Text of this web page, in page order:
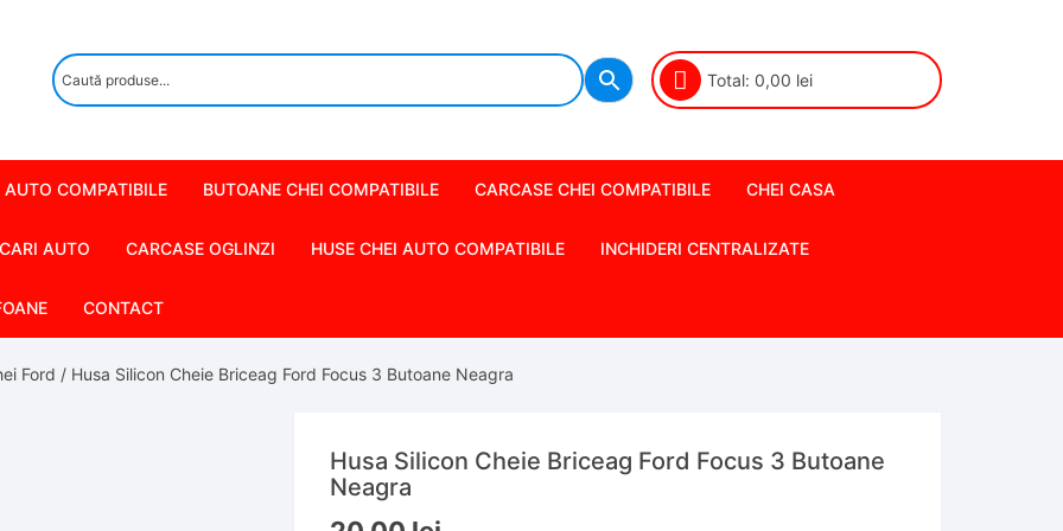
Total: 0,00 lei
AUTO COMPATIBILE BUTOANE CHEI COMPATIBILE CARCASE CHEI COMPATIBILE CHEI CASA
AUTO CARCASE OGLINZI HUSE CHEI AUTO COMPATIBILE INCHIDERI CENTRALIZATE
CONTACT
Ford / Husa Silicon Cheie Briceag Ford Focus 3 Butoane Neagra
Husa Silicon Cheie Briceag Ford Focus 3 Butoane
Neagra